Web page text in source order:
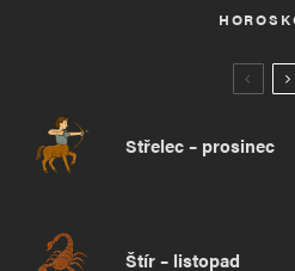
Střelec – prosinec
Štír – listopad